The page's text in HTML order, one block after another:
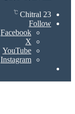
Chitral 23
℃
Follow
Facebook
X
YouTube
Instagram